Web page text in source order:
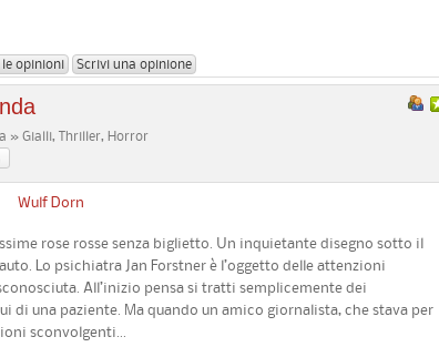
opinioni Scrivi una opinione
» Gialli, Thriller, Horror
Wulf Dorn
rose rosse senza biglietto. Un inquietante disegno sotto il
Lo psichiatra Jan Forstner è l’oggetto delle attenzioni
All’inizio pensa si tratti semplicemente dei
di una paziente. Ma quando un amico giornalista, che stava per
sconvolgenti...